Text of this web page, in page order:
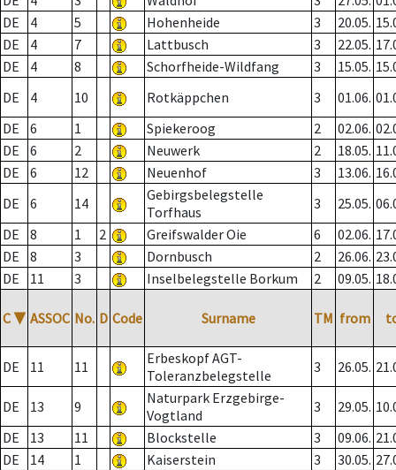
DE
4 5 Hohenheide 3 20.05.
DE
4 7 Lattbusch 3 22.05.
DE
4 8 Schorfheide-Wildfang 3 15.05.
DE
4 10 Rotkäppchen 3 01.06.
DE
6 1 Spiekeroog 2 02.06.
DE
6 2 Neuwerk 2 18.05.
DE
6 12 Neuenhof 3 13.06.
DE
6 14
Gebirgsbelegstelle
Torfhaus
3 25.05.
DE
8 1 2 Greifswalder Oie 6 02.06.
DE
8 3 Dornbusch 2 26.06.
DE
11 3 Inselbelegstelle Borkum 2 09.05.
C ▼ ASSOC No. D Code Surname TM from
DE 11 11
Erbeskopf AGT-
Toleranzbelegstelle
3 26.05.
DE 13 9
Naturpark Erzgebirge-
Vogtland
3 29.05.
DE
13 11 Blockstelle 3 09.06.
DE
14 1 Kaiserstein 3 30.05.